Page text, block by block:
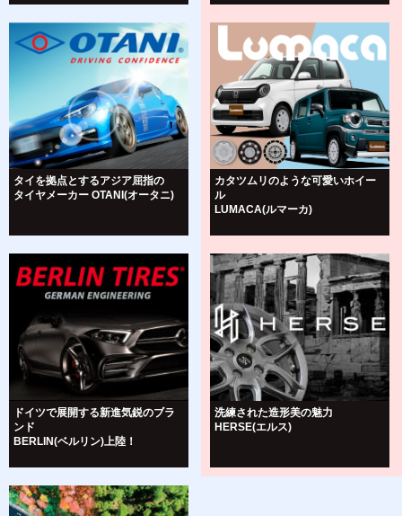
タイを拠点とするアジア屈指の
タイヤメーカー OTANI(オータニ)
ドイツで展開する新進気鋭のブラ
ンド
BERLIN(ベルリン)上陸！
カタツムリのような可愛いホイー
ル
LUMACA(ルマーカ)
洗練された造形美の魅力
HERSE(エルス)